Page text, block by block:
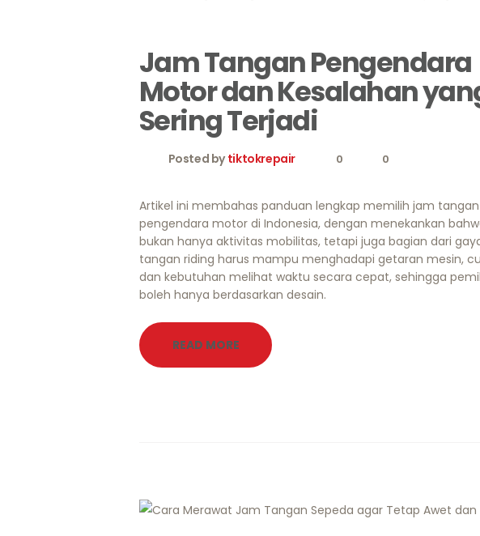
Jam Tangan Pengendara
Motor dan Kesalahan
Sering Terjadi
Posted bytiktokrepair 0 0
Artikel ini membahas panduan lengkap memilih jam
pengendara motor di Indonesia, dengan menekankan
bukan hanya aktivitas mobilitas, tetapi juga bagian dari
tangan riding harus mampu menghadapi getaran mesin,
dan kebutuhan melihat waktu secara cepat, sehingga
boleh hanya berdasarkan desain.
READ MORE